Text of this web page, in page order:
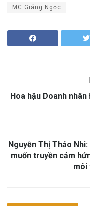
MC Giáng Ngọc
Hoa hậu Doanh
Nguyễn Thị Thảo
muốn truyền cảm
môi